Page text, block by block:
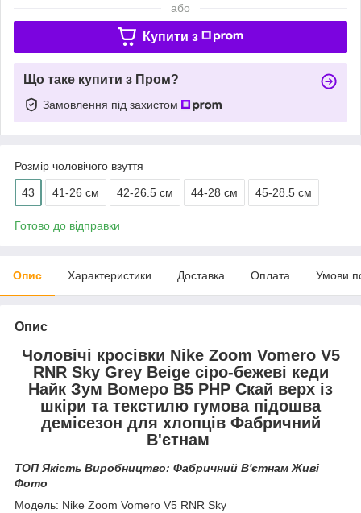
або
Купити з
Що таке купити з Пром?
Замовлення під захистом
Розмір чоловічого взуття
43 41-26 см 42-26.5 см 44-28 см 45-28.5 см
Готово до відправки
Опис Характеристики Доставка Оплата Умови
Опис
Чоловічі кросівки Nike Zoom Vomero V5
RNR Sky Grey Beige сіро-бежеві кеди
Найк Зум Вомеро В5 РНР Скай верх із
шкіри та текстилю гумова підошва
демісезон для хлопців Фабричний
В'єтнам
ТОП Якість Виробництво: Фабричний В'єтнам Живі
Фото
Модель: Nike Zoom Vomero V5 RNR Sky